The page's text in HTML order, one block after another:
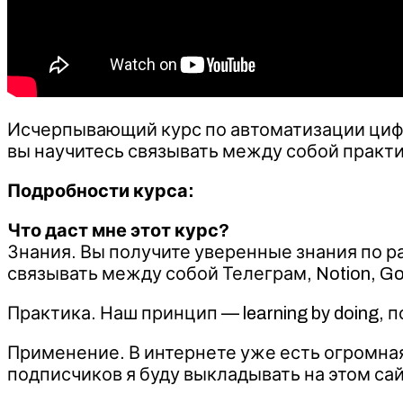
Исчерпывающий курс по автоматизации
вы научитесь связывать между собой
Подробности курса:
Что даст мне этот курс?
Знания. Вы получите уверенные знания по
связывать между собой Телеграм, Notion,
Практика. Наш принцип — learning by doing,
Применение. В интернете уже есть
подписчиков я буду выкладывать на этом